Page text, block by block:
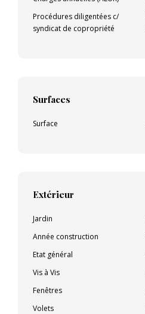
Procédures diligentées c/
syndicat de copropriété
Surfaces
Surface
Extérieur
Jardin
Année construction
Etat général
Vis à Vis
Fenêtres
Volets